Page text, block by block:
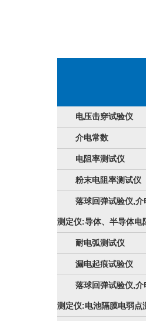
电压击穿试验仪
介电常数
电阻率测试仪
粉末电阻率测试仪
落球回弹试验仪,介
测定仪:导体、半导体电
耐电弧测试仪
漏电起痕试验仪
落球回弹试验仪,介
测定仪:电池隔膜电弱点